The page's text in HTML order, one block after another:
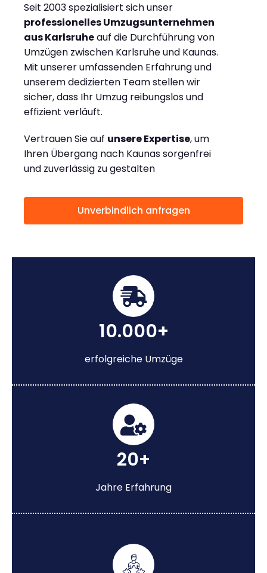
Seit 2003 spezialisiert sich unser
professionelles Umzugsunternehmen
aus Karlsruheauf die Durchführung von
Umzügen zwischen Karlsruhe und Kaunas.
Mit unserer umfassenden Erfahrung und
unserem dedizierten Team stellen wir
sicher, dass Ihr Umzug reibungslos und
effizient verläuft.
Vertrauen Sie auf unsere Expertise, um
Ihren Übergang nach Kaunas sorgenfrei
und zuverlässig zu gestalten
Unverbindlich anfragen
10.000+
erfolgreiche Umzüge
20+
Jahre Erfahrung